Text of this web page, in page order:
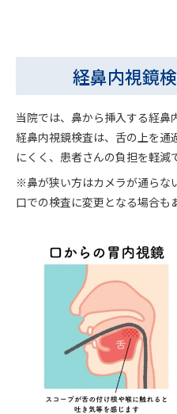
経鼻内視鏡
当院では、鼻から挿入する経鼻
経鼻内視鏡検査は、舌の上を通
にくく、患者さんの負担を軽減
※鼻が狭い方はカメラが通らな
口での検査に変更となる場合も